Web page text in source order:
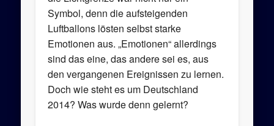
Symbol, denn die aufsteigenden
Luftballons lösten selbst starke
Emotionen aus. „Emotionen“ allerdings
sind das eine, das andere sei es, aus
den vergangenen Ereignissen zu lernen.
Doch wie steht es um Deutschland
2014? Was wurde denn gelernt?